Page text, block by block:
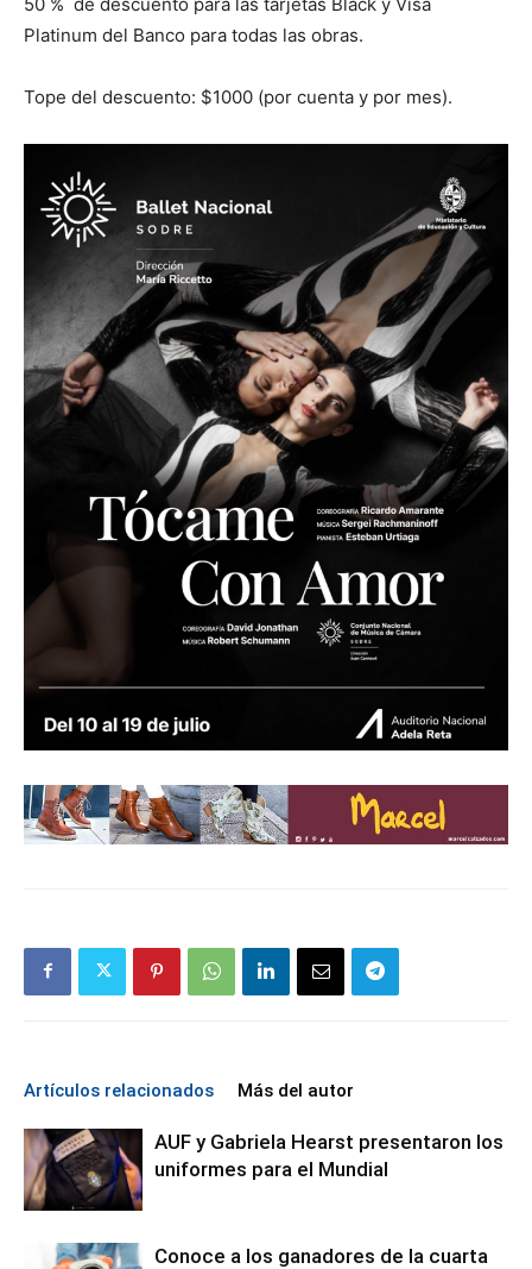
Platinum del Banco para todas las obras.
Tope del descuento: $1000 (por cuenta y por mes).
Artículos relacionados Más del autor
AUF y Gabriela Hearst presentaron los
uniformes para el Mundial
Conoce a los ganadores de la cuarta